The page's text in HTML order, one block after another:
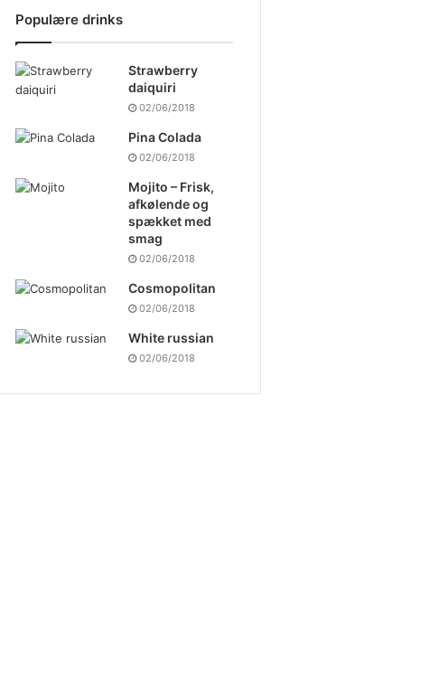
Populære drinks
Strawberry
daiquiri
02/06/2018
Pina Colada
02/06/2018
Mojito – Frisk,
afkølende og
spækket med
smag
02/06/2018
Cosmopolitan
02/06/2018
White russian
02/06/2018